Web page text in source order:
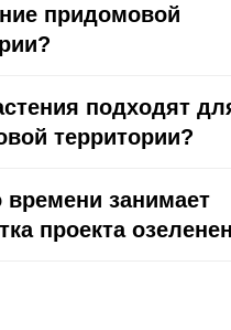
придомовой
подходят
территории?
времени занимает
проекта